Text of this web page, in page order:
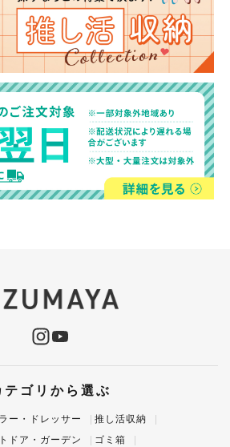
テゴリから選ぶ
ー・ドレッサー
推し活収納
ドア・ガーデン
ゴミ箱